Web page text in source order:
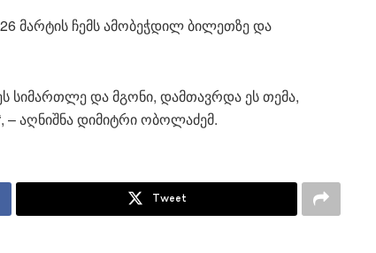
მარტის ჩემს ამობეჭდილ ბილეთზე და
სიმართლე და მგონი, დამთავრდა ეს თემა,
– აღნიშნა დიმიტრი ობოლაძემ.
Tweet